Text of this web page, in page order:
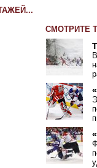
СМОТРИТЕ